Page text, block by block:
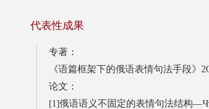
代表性成果
专著：
《语篇框架下的俄语表情句法手段》
论文：
[1]俄语语义不固定的表情句法结构